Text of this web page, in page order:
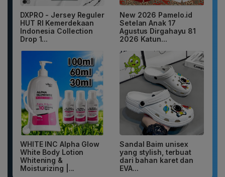
DXPRO - Jersey Reguler
HUT RI Kemerdekaan
Indonesia Collection
Drop 1...
New 2026 Pamelo.id
Setelan Anak 17
Agustus Dirgahayu 81
2026 Katun...
WHITE INC Alpha Glow
White Body Lotion
Whitening &
Moisturizing |...
Sandal Baim unisex
yang stylish, terbuat
dari bahan karet dan
EVA...